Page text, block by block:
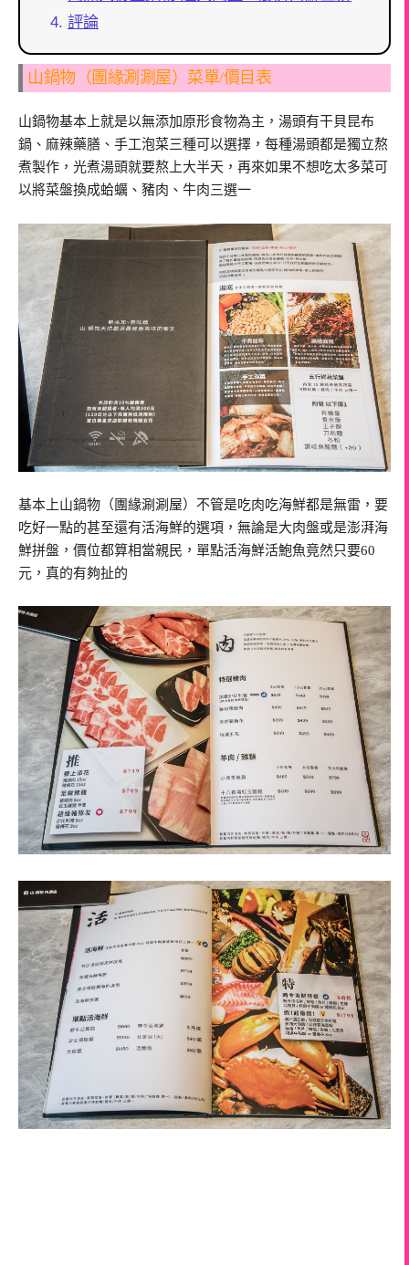
評論
山鍋物（團緣涮涮屋）菜單/價目表
山鍋物基本上就是以無添加原形食物為主，湯頭有干貝昆布
鍋、麻辣藥膳、手工泡菜三種可以選擇，每種湯頭都是獨立熬
煮製作，光煮湯頭就要熬上大半天，再來如果不想吃太多菜可
以將菜盤換成蛤蠣、豬肉、牛肉三選一
基本上山鍋物（團緣涮涮屋）不管是吃肉吃海鮮都是無雷，要
吃好一點的甚至還有活海鮮的選項，無論是大肉盤或是澎湃海
鮮拼盤，價位都算相當親民，單點活海鮮活鮑魚竟然只要60
元，真的有夠扯的